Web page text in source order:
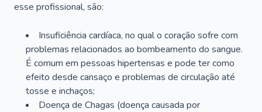
esse profissional, são:
Insuficiência cardíaca, no qual o coração sofre com
problemas relacionados ao bombeamento do sangue.
É comum em pessoas hipertensas e pode ter como
efeito desde cansaço e problemas de circulação até
tosse e inchaços;
Doença de Chagas (doença causada por